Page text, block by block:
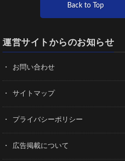
Back to Top
運営サイトからのお知らせ
お問い合わせ
サイトマップ
プライバシーポリシー
広告掲載について